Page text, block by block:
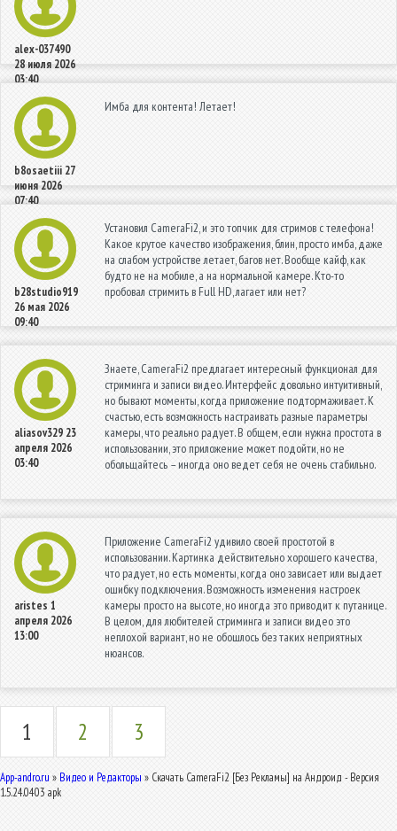
alex-037490
28 июля 2026
03:40
b8osaetiii 27
июня 2026
07:40
Имба для контента! Летает!
b28studio919
26 мая 2026
09:40
Установил CameraFi2, и это топчик для стримов с телефона!
Какое крутое качество изображения, блин, просто имба, даже
на слабом устройстве летает, багов нет. Вообще кайф, как
будто не на мобиле, а на нормальной камере. Кто-то
пробовал стримить в Full HD, лагает или нет?
aliasov329 23
апреля 2026
03:40
Знаете, CameraFi2 предлагает интересный функционал для
стриминга и записи видео. Интерфейс довольно интуитивный,
но бывают моменты, когда приложение подтормаживает. К
счастью, есть возможность настраивать разные параметры
камеры, что реально радует. В общем, если нужна простота в
использовании, это приложение может подойти, но не
обольщайтесь – иногда оно ведет себя не очень стабильно.
aristes 1
апреля 2026
13:00
Приложение CameraFi2 удивило своей простотой в
использовании. Картинка действительно хорошего качества,
что радует, но есть моменты, когда оно зависает или выдает
ошибку подключения. Возможность изменения настроек
камеры просто на высоте, но иногда это приводит к путанице.
В целом, для любителей стриминга и записи видео это
неплохой вариант, но не обошлось без таких неприятных
нюансов.
1 2 3
App-andro.ru » Видео и Редакторы » Скачать CameraFi2 [Без Рекламы] на Андроид - Версия
1.5.24.0403 apk